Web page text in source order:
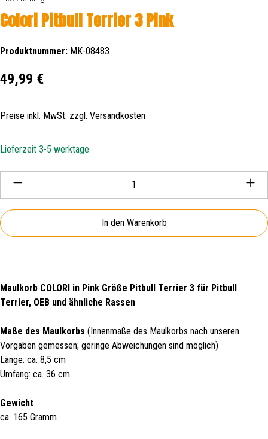
Colori Pitbull Terrier 3 Pink
Produktnummer: MK-08483
Regulärer Preis:
49,99 €
Preise inkl. MwSt. zzgl. Versandkosten
Lieferzeit 3-5 werktage
Produkt Anzahl: Gib den gewünschten Wert ein oder
In den Warenkorb
Maulkorb COLORI in Pink Größe Pitbull Terrier 3 für Pitbull
Terrier, OEB und ähnliche Rassen
Maße des Maulkorbs (Innenmaße des Maulkorbs nach unseren
Vorgaben gemessen; geringe Abweichungen sind möglich)
Länge: ca. 8,5 cm
Umfang: ca. 36 cm
Gewicht
ca. 165 Gramm